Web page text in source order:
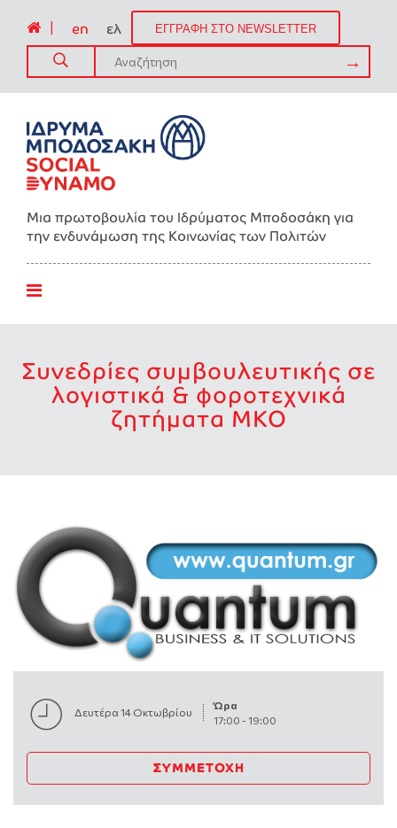
en ελ ΕΓΓΡΑΦΗ ΣΤΟ NEWSLETTER
Μια πρωτοβουλία του Ιδρύματος Μποδοσάκη για
την ενδυνάμωση της Kοινωνίας των Πολιτών
Συνεδρίες συμβουλευτικής σε
λογιστικά & φοροτεχνικά
ζητήματα ΜΚΟ
Δευτέρα 14 Οκτωβρίου
Ώρα
17:00 -19:00
ΣΥΜΜΕΤΟΧΉ